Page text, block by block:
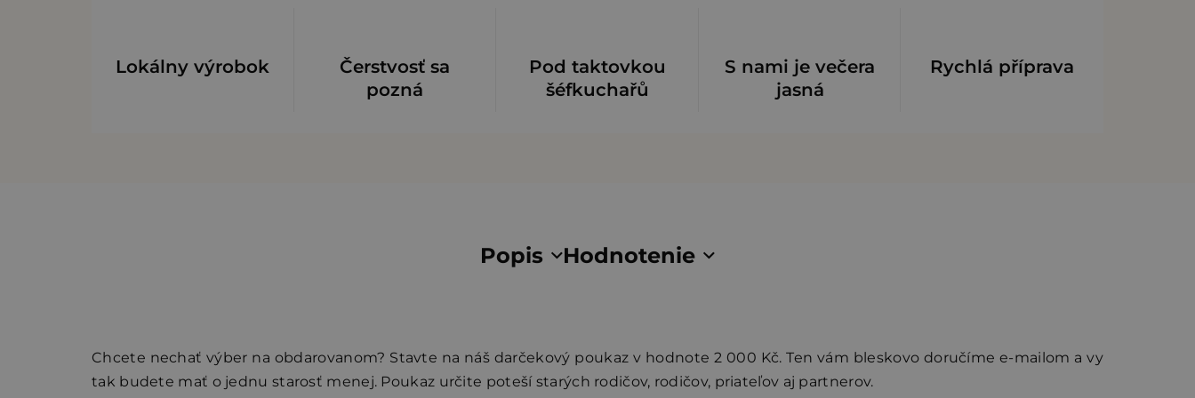
Lokálny výrobok
Čerstvosť sa
pozná
Pod taktovkou
šéfkuchařů
S nami je večera
jasná
Rychlá příprava
Popis Hodnotenie
Chcete nechať výber na obdarovanom? Stavte na náš darčekový poukaz v hodnote 2 000 Kč. Ten vám bleskovo doručíme e-mailom a vy
tak budete mať o jednu starosť menej. Poukaz určite poteší starých rodičov, rodičov, priateľov aj partnerov.